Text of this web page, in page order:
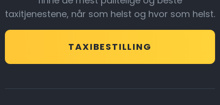
taxitjenestene, når som helst og hvor som helst.
TAXIBESTILLING